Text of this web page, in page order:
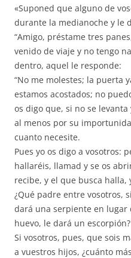
«Suponed que alguno de
durante la medianoche y le
“Amigo, préstame tres
venido de viaje y no tengo
dentro, aquel le responde:
“No me molestes; la puerta
estamos acostados; no
os digo que, si no se
al menos por su
cuanto necesite.
Pues yo os digo a vosotros:
hallaréis, llamad y se os
recibe, y el que busca halla,
¿Qué padre entre vosotros,
dará una serpiente en lugar
huevo, le dará un escorpión?
Si vosotros, pues, que sois
a vuestros hijos, ¿cuánto